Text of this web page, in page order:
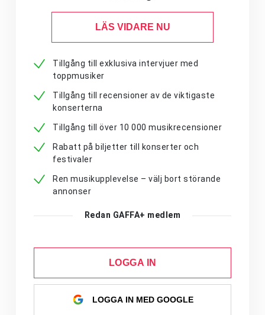
LÄS VIDARE NU
Tillgång till exklusiva intervjuer med
toppmusiker
Tillgång till recensioner av de viktigaste
konserterna
Tillgång till över 10 000 musikrecensioner
Rabatt på biljetter till konserter och
festivaler
Ren musikupplevelse – välj bort störande
annonser
Redan GAFFA+ medlem
LOGGA IN
LOGGA IN MED GOOGLE